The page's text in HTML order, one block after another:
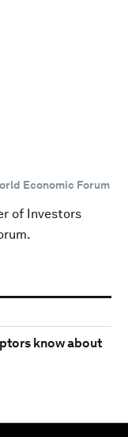
Economic Forum
of Investors
know about